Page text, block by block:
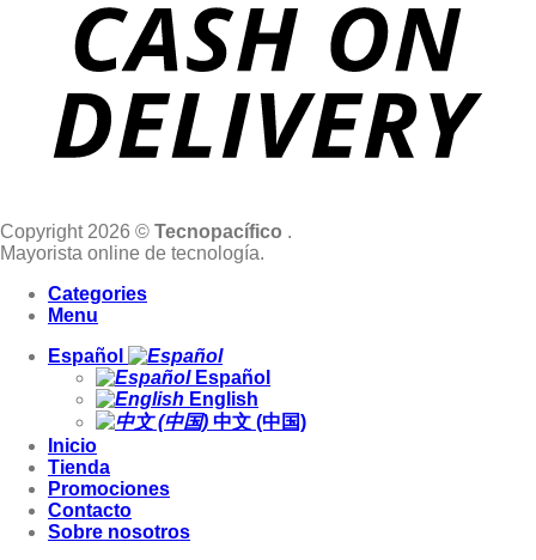
Copyright 2026 © Tecnopacífico .
Mayorista online de tecnología.
Categories
Menu
Español
Español
English
中文 (中国)
Inicio
Tienda
Promociones
Contacto
Sobre nosotros